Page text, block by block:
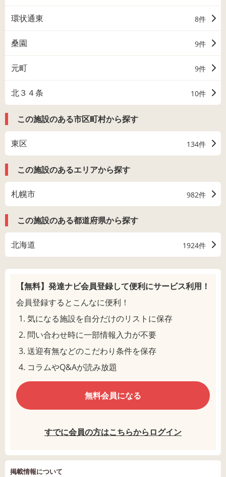
環状通東 8件
桑園 9件
元町 9件
北３４条 10件
この施設のある市区町村から探す
東区 134件
この施設のあるエリアから探す
札幌市 982件
この施設のある都道府県から探す
北海道 1924件
【無料】発達ナビ会員登録して便利にサービス利用！
会員登録するとこんなに便利！
気になる施設を自分だけのリストに保存
問い合わせ時に一部情報入力が不要
送迎有無などのこだわり条件を保存
コラムやQ&Aが読み放題
無料会員になる
すでに会員の方はこちらからログイン
掲載情報について